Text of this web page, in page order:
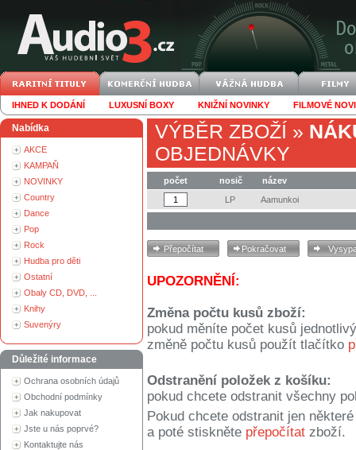
IHNED K DODÁNÍ LUXUSNÍ BOXY KNIŽNÍ NOVINKY FILMOVÉ
Nabídka
AKCE
KAMPAŇ
NOVINKY
Country
Dance
Pop
Rock
Hudba pro děti
Ostatní
Obaly CD, DVD, ...
Knihy
Suvenýry
Důležité informace
Ochrana osobních údajů
Obchodní podmínky
Jak nakupovat
Jste u nás poprvé?
Kontaktujte nás
VÝBĚR ZBOŽÍ »
OBJEDNÁVKY
počet nosič
název
LP
Aamunkoi
UPOZORNĚNÍ:
Změna počtu kusů zboží:
pokud měníte počet kusů
změně počtu kusů použít tlačítko
Odstranění položek z košíku:
pokud chcete odstranit všechny
Pokud chcete odstranit jen
a poté stiskněte přepočítat zboží.